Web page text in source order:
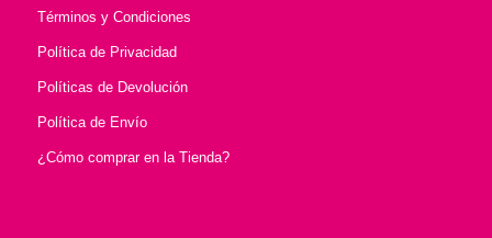
Términos y Condiciones
Política de Privacidad
Políticas de Devolución
Política de Envío
¿Cómo comprar en la Tienda?